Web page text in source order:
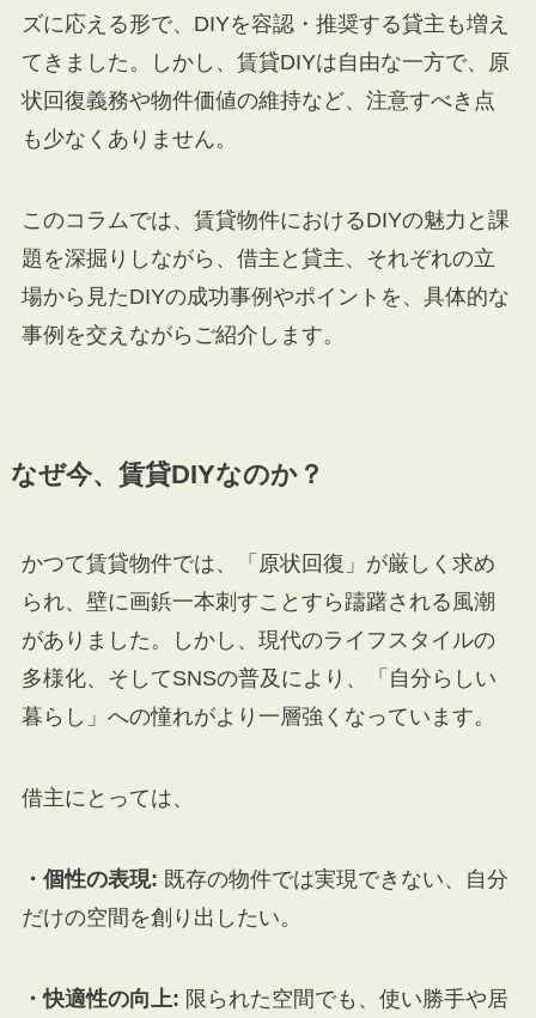
ズに応える形で、DIYを容認・推奨する貸主も増え
てきました。しかし、賃貸DIYは自由な一方で、原
状回復義務や物件価値の維持など、注意すべき点
も少なくありません。
このコラムでは、賃貸物件におけるDIYの魅力と課
題を深掘りしながら、借主と貸主、それぞれの立
場から見たDIYの成功事例やポイントを、具体的な
事例を交えながらご紹介します。
なぜ今、賃貸DIYなのか？
かつて賃貸物件では、「原状回復」が厳しく求め
られ、壁に画鋲一本刺すことすら躊躇される風潮
がありました。
しかし、現代のライフスタイルの
多様化、そしてSNSの普及により、「自分らしい
暮らし」への憧れがより一層強くなっています。
借主にとっては、
・個性の表現: 既存の物件では実現できない、自分
だけの空間を創り出したい。
・快適性の向上: 限られた空間でも、使い勝手や居